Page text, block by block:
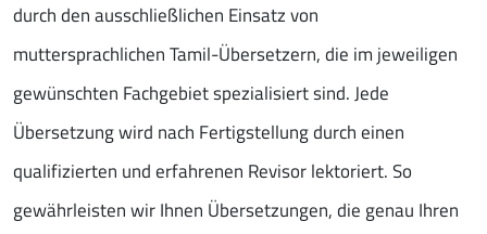
durch den ausschließlichen Einsatz von
muttersprachlichen Tamil-Übersetzern, die im jeweiligen
gewünschten Fachgebiet spezialisiert sind. Jede
Übersetzung wird nach Fertigstellung durch einen
qualifizierten und erfahrenen Revisor lektoriert. So
gewährleisten wir Ihnen Übersetzungen, die genau Ihren